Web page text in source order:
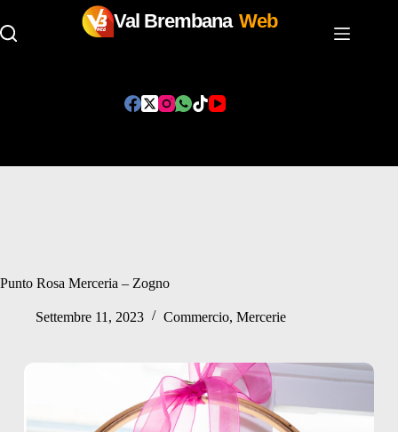
Val Brembana Web
Punto Rosa Merceria – Zogno
Settembre 11, 2023 Commercio, Mercerie